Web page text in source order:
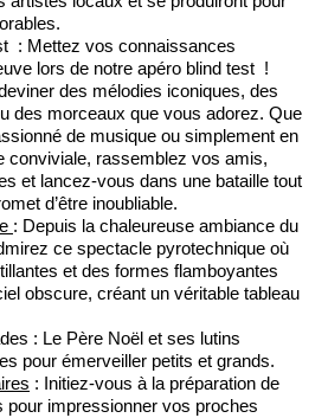
: Mettez vos connaissances
lors de notre apéro blind test !
des mélodies iconiques, des
des morceaux que vous adorez. Que
de musique ou simplement en
conviviale, rassemblez vos amis,
et lancez-vous dans une bataille tout
d’être inoubliable.
: Depuis la chaleureuse ambiance du
ce spectacle pyrotechnique où
et des formes flamboyantes
obscure, créant un véritable tableau
: Le Père Noël et ses lutins
pour émerveiller petits et grands.
: Initiez-vous à la préparation de
pour impressionner vos proches